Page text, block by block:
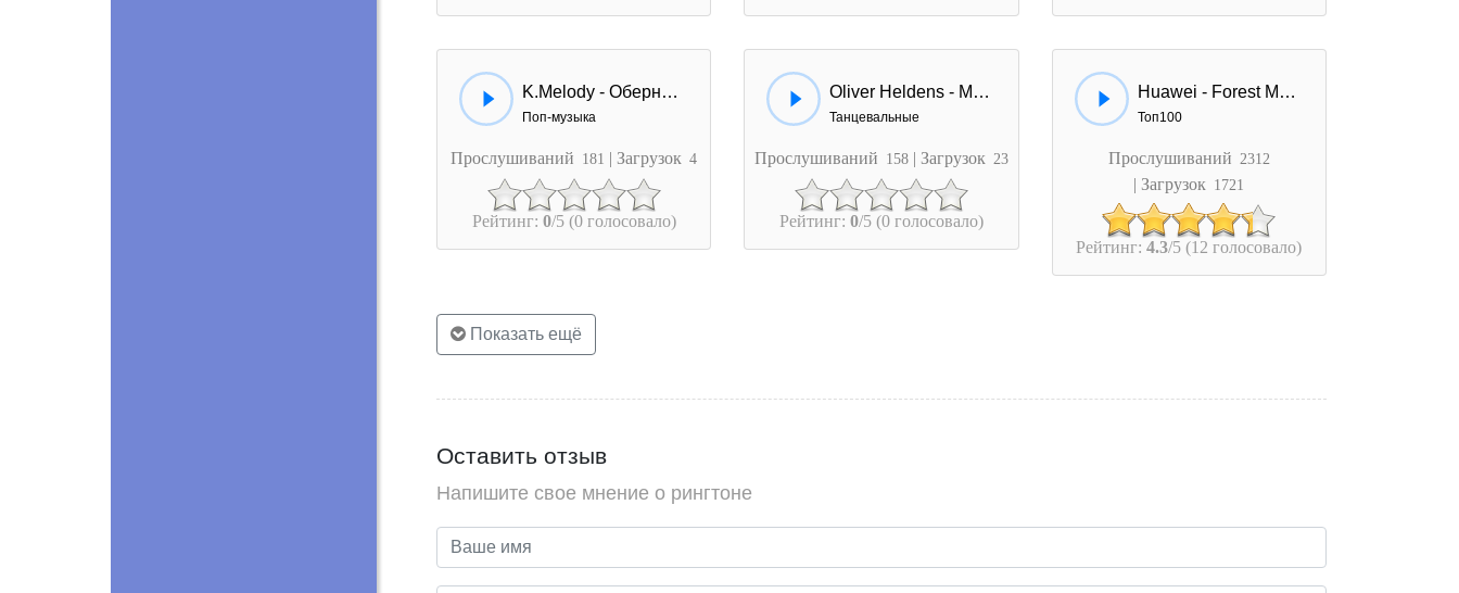
K.Melody - Обернись И Вспомни
Поп-музыка
Прослушиваний 181 | Загрузок 4
Рейтинг: 0/5 (0 голосовало)
Oliver Heldens - Melody
Танцевальные
Прослушиваний 158 | Загрузок 23
Рейтинг: 0/5 (0 голосовало)
Huawei - Forest Melody
Топ100
Прослушиваний 2312
| Загрузок 1721
Рейтинг:4.3/5 (12 голосовало)
Показать ещё
Оставить отзыв
Напишите свое мнение о рингтоне